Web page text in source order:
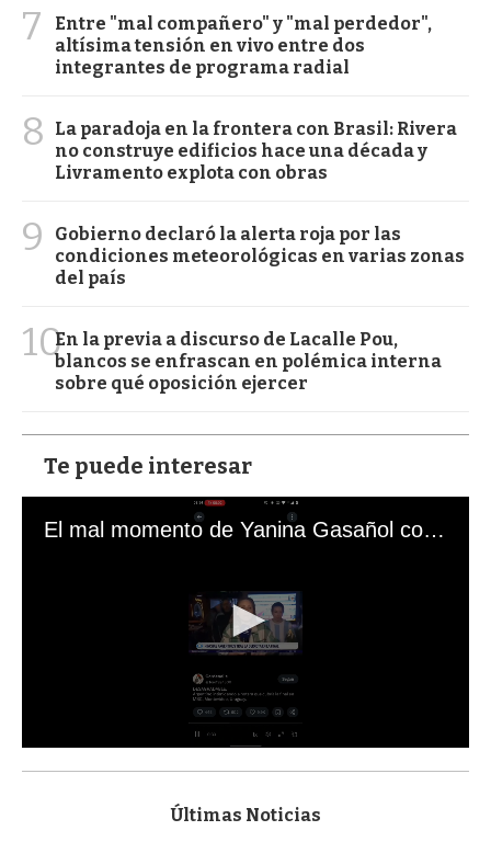
7
Entre "mal compañero" y "mal perdedor",
altísima tensión en vivo entre dos
integrantes de programa radial
8
La paradoja en la frontera con Brasil: Rivera
no construye edificios hace una década y
Livramento explota con obras
9
Gobierno declaró la alerta roja por las
condiciones meteorológicas en varias zonas
del país
10En la previa a discurso de Lacalle Pou,
blancos se enfrascan en polémica interna
sobre qué oposición ejercer
Te puede interesar
El mal momento de Yanina Gasañol con un hincha argentino en "Subrayado"
s
Últimas Noticias